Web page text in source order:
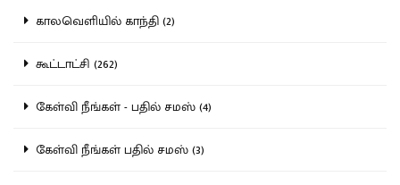
காலவெளியில் காந்தி (2)
கூட்டாட்சி (262)
கேள்வி நீங்கள் - பதில் சமஸ் (4)
கேள்வி நீங்கள் பதில் சமஸ் (3)